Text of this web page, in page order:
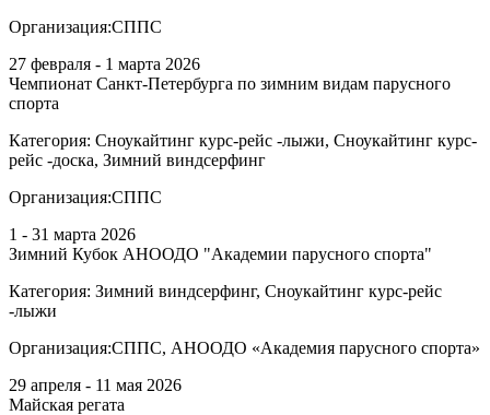
Организация:СППС
27 февраля - 1 марта 2026
Чемпионат Санкт-Петербурга по зимним видам парусного
спорта
Категория: Сноукайтинг курс-рейс -лыжи, Сноукайтинг курс-
рейс -доска, Зимний виндсерфинг
Организация:СППС
1 - 31 марта 2026
Зимний Кубок АНООДО "Академии парусного спорта"
Категория: Зимний виндсерфинг, Сноукайтинг курс-рейс
-лыжи
Организация:СППС, АНООДО «Академия парусного спорта»
29 апреля - 11 мая 2026
Майская регата